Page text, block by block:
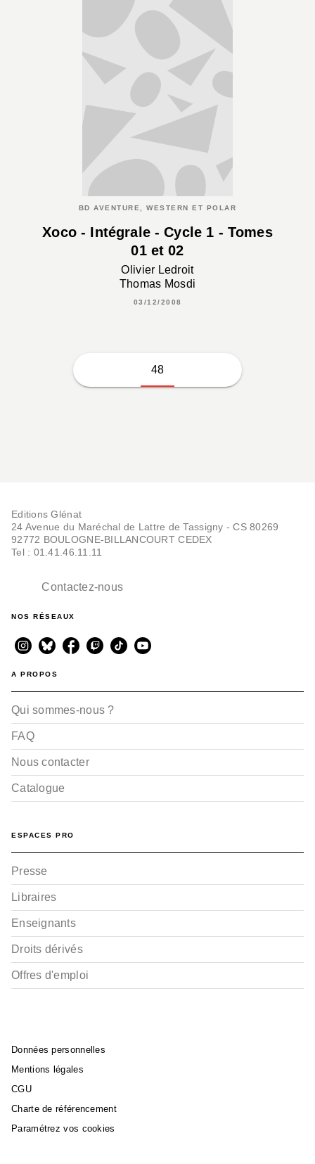
BD AVENTURE, WESTERN ET POLAR
Xoco - Intégrale - Cycle 1 - Tomes
01 et 02
Olivier Ledroit
Thomas Mosdi
03/12/2008
48
Editions Glénat
24 Avenue du Maréchal de Lattre de Tassigny - CS 80269
92772 BOULOGNE-BILLANCOURT CEDEX
Tel : 01.41.46.11.11
Contactez-nous
NOS RÉSEAUX
A PROPOS
Qui sommes-nous ?
FAQ
Nous contacter
Catalogue
ESPACES PRO
Presse
Libraires
Enseignants
Droits dérivés
Offres d'emploi
Données personnelles
Mentions légales
CGU
Charte de référencement
Paramétrez vos cookies